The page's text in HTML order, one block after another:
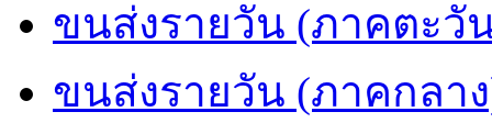
ขนส่งรายวัน (ภาคตะวั
ขนส่งรายวัน (ภาคกลา